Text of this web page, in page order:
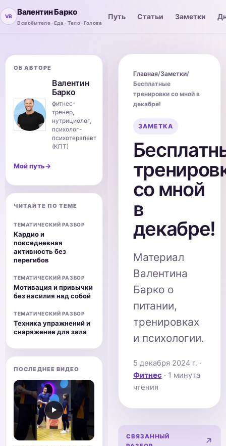
Валентин Барко
В своём теле · Еда · Тело · Голова
Путь Статьи Заметки
Главная/Заметки/
Бесплатные
тренировки со мной в
декабре!
ЗАМЕТКА
со мной
в
декабре!
Материал
Валентина
Барко о
питании,
тренировках
и психологии.
5 декабря 2024 г. ·
Фитнес· 1 минута
чтения
СВЯЗАННЫЙ
↗
ОБ АВТОРЕ
Валентин
Барко
фитнес-
тренер,
нутрициолог,
психолог-
психотерапевт
(КПТ)
Мой путь→
ЧИТАЙТЕ ПО ТЕМЕ
ТЕМАТИЧЕСКИЙ РАЗБОР
Кардио и
повседневная
активность без
перегибов
ТЕМАТИЧЕСКИЙ РАЗБОР
Мотивация и привычки
без насилия над собой
ТЕМАТИЧЕСКИЙ РАЗБОР
Техника упражнений и
снаряжение для зала
ПОСЛЕДНЕЕ ВИДЕО
▶